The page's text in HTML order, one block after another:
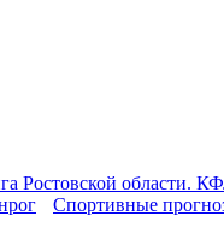
Ростовской области.
Спортивные